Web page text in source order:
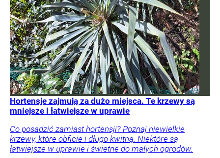
Hortensje zajmują za dużo miejsca. Te krzewy są
mniejsze i łatwiejsze w uprawie
Co posadzić zamiast hortensji? Poznaj niewielkie
krzewy, które obficie i długo kwitną. Niektóre są
łatwiejsze w uprawie i świetne do małych ogrodów.